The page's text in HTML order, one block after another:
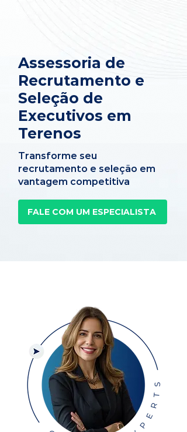
Assessoria de
Recrutamento e
Seleção de
Executivos em
Terenos
Transforme seu
recrutamento e seleção em
vantagem competitiva
FALE COM UM ESPECIALISTA